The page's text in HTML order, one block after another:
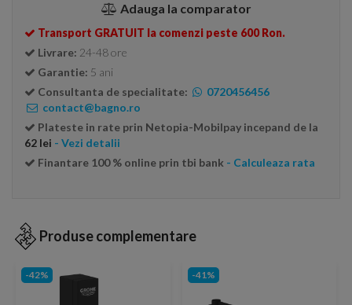
Adauga la comparator
Transport GRATUIT la comenzi peste 600 Ron.
Livrare: 24-48 ore
Garantie: 5 ani
Consultanta de specialitate:
0720456456
contact@bagno.ro
Plateste in rate prin Netopia-Mobilpay incepand de la
62 lei - Vezi detalii
Finantare 100 % online prin tbi bank - Calculeaza rata
Produse complementare
-42% -41%